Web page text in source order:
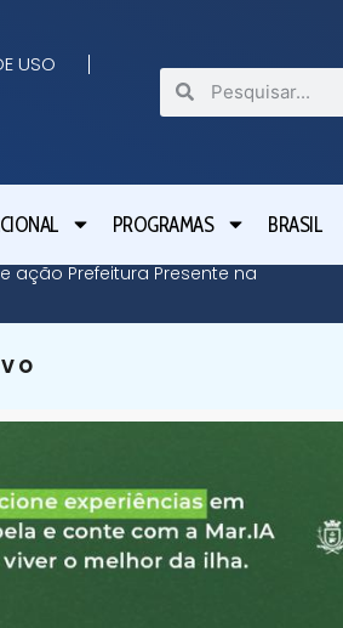
USO
PROGRAMAS BRASIL
ação Prefeitura Presente na